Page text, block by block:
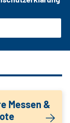
Messen &